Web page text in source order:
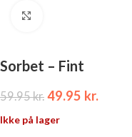
Sorbet – Fint
59.95kr. 49.95 kr.
Ikke på lager